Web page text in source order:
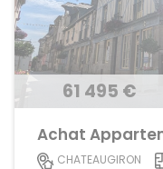
61 495 €
CHATEAUGIRON